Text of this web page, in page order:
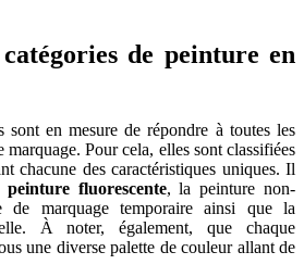
de peinture en
sont en mesure de répondre à toutes les
Pour cela, elles sont classifiées
chacune des caractéristiques uniques. Il
peinture fluorescente, la peinture non-
de marquage temporaire ainsi que la
À noter, également, que chaque
une diverse palette de couleur allant de